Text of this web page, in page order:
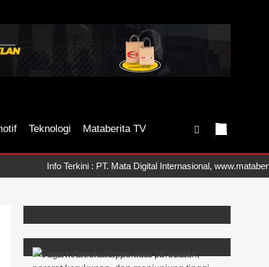
Teknologi Mataberita TV
Info Terkini : PT. Mata Digital Internasional,